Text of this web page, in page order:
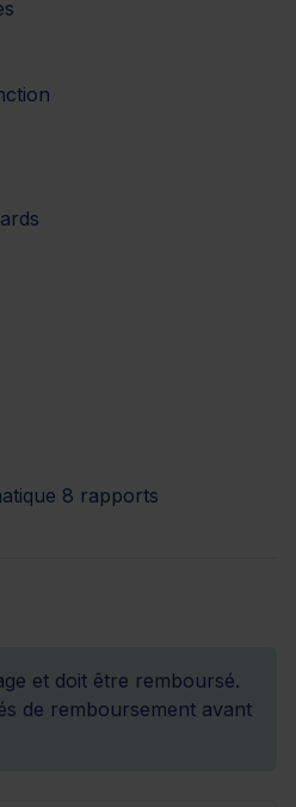
8 rapports
et doit être remboursé.
de remboursement avant